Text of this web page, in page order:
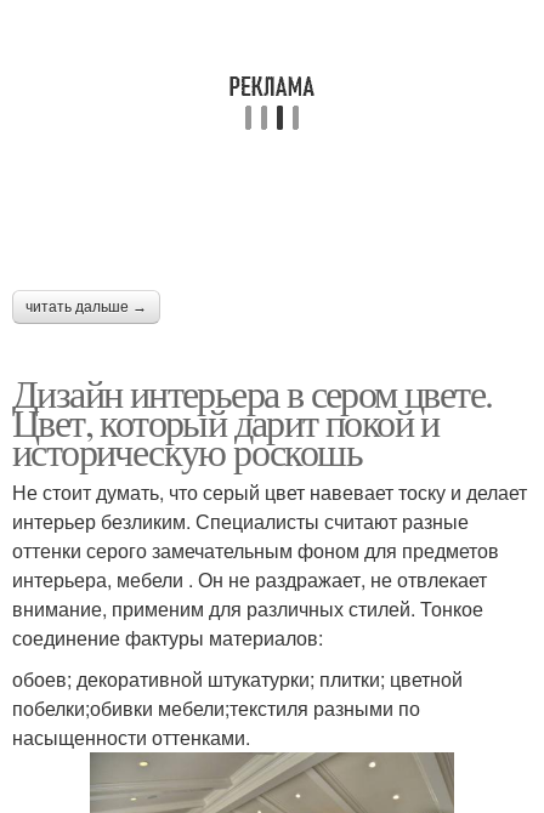
читать дальше →
Дизайн интерьера в сером цвете.
Цвет, который дарит покой и
историческую роскошь
Не стоит думать, что серый цвет навевает тоску и делает
интерьер безликим. Специалисты считают разные
оттенки серого замечательным фоном для предметов
интерьера, мебели . Он не раздражает, не отвлекает
внимание, применим для различных стилей. Тонкое
соединение фактуры материалов:
обоев; декоративной штукатурки; плитки; цветной
побелки;обивки мебели;текстиля разными по
насыщенности оттенками.